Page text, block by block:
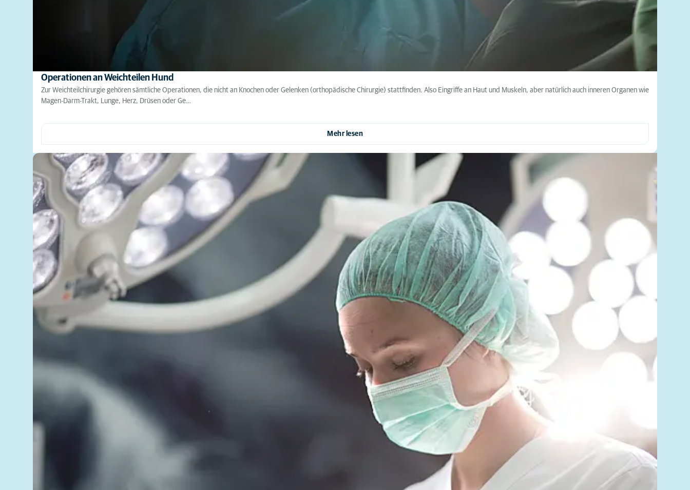
Operationen an Weichteilen Hund
Zur Weichteilchirurgie gehören sämtliche Operationen, die nicht an Knochen oder Gelenken (orthopädische Chirurgie) stattfinden. Also Eingriffe an Haut und Muskeln, aber natürlich auch inneren Organen wie
Magen-Darm-Trakt, Lunge, Herz, Drüsen oder Ge…
Mehr lesen